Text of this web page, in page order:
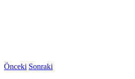
Önceki Sonraki